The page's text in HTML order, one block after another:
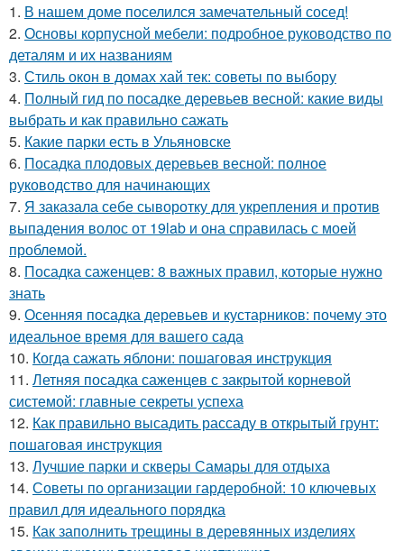
1. В нашем доме поселился замечательный сосед!
2. Основы корпусной мебели: подробное руководство по
деталям и их названиям
3. Стиль окон в домах хай тек: советы по выбору
4. Полный гид по посадке деревьев весной: какие виды
выбрать и как правильно сажать
5. Какие парки есть в Ульяновске
6. Посадка плодовых деревьев весной: полное
руководство для начинающих
7. Я заказала себе сыворотку для укрепления и против
выпадения волос от 19lab и она справилась с моей
проблемой.
8. Посадка саженцев: 8 важных правил, которые нужно
знать
9. Осенняя посадка деревьев и кустарников: почему это
идеальное время для вашего сада
10. Когда сажать яблони: пошаговая инструкция
11. Летняя посадка саженцев с закрытой корневой
системой: главные секреты успеха
12. Как правильно высадить рассаду в открытый грунт:
пошаговая инструкция
13. Лучшие парки и скверы Самары для отдыха
14. Советы по организации гардеробной: 10 ключевых
правил для идеального порядка
15. Как заполнить трещины в деревянных изделиях